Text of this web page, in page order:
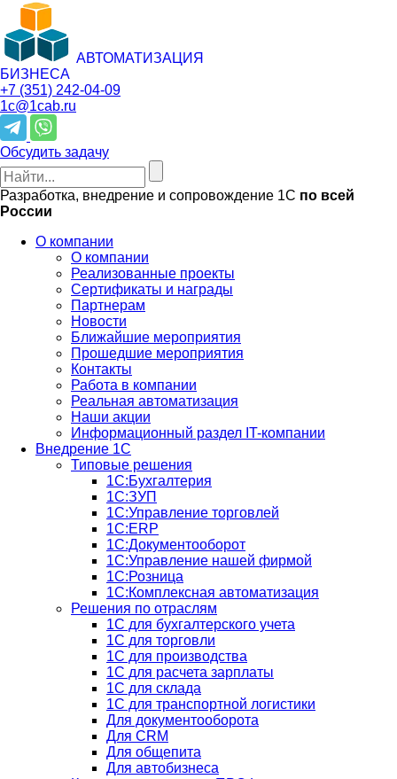
АВТОМАТИЗАЦИЯ
БИЗНЕСА
+7 (351) 242-04-09
1c@1cab.ru
Обсудить задачу
Разработка, внедрение и сопровождение 1С по всей
России
О компании
О компании
Реализованные проекты
Сертификаты и награды
Партнерам
Новости
Ближайшие мероприятия
Прошедшие мероприятия
Контакты
Работа в компании
Реальная автоматизация
Наши акции
Информационный раздел IT-компании
Внедрение 1С
Типовые решения
1С:Бухгалтерия
1С:ЗУП
1С:Управление торговлей
1С:ERP
1C:Документооборот
1С:Управление нашей фирмой
1С:Розница
1С:Комплексная автоматизация
Решения по отраслям
1С для бухгалтерского учета
1С для торговли
1С для производства
1C для расчета зарплаты
1С для склада
1С для транспортной логистики
Для документооборота
Для CRM
Для общепита
Для автобизнеса